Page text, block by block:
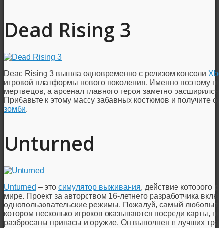
Dead Rising 3
Dead Rising 3 вышла одновременно с релизом консоли
игровой платформы нового поколения. Именно поэтому
мертвецов, а арсенал главного героя заметно
Прибавьте к этому массу забавных костюмов и получите
зомби.
Unturned
Unturned – это симулятор выживания, действие которого
мире. Проект за авторством 16-летнего разработчика
однопользовательские режимы. Пожалуй, самый
котором несколько игроков оказываются посреди карты,
разбросаны припасы и оружие. Он выполнен в лучших